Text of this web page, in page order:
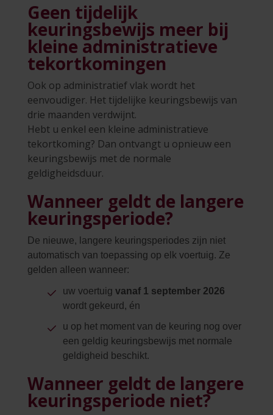
Geen tijdelijk
keuringsbewijs meer bij
kleine administratieve
tekortkomingen
Ook op administratief vlak wordt het
eenvoudiger. Het tijdelijke keuringsbewijs van
drie maanden verdwijnt.
Hebt u enkel een kleine administratieve
tekortkoming? Dan ontvangt u opnieuw een
keuringsbewijs met de normale
geldigheidsduur.
Wanneer geldt de langere
keuringsperiode?
De nieuwe, langere keuringsperiodes zijn niet
automatisch van toepassing op elk voertuig. Ze
gelden alleen wanneer:
uw voertuig vanaf 1 september 2026
wordt gekeurd, én
u op het moment van de keuring nog over
een geldig keuringsbewijs met normale
geldigheid beschikt.
Wanneer geldt de langere
keuringsperiode niet?